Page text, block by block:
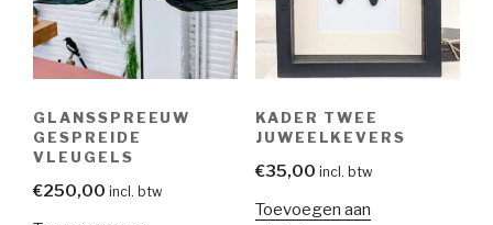
GLANSSPREEUW
GESPREIDE
VLEUGELS
€250,00 incl. btw
KADER TWEE
JUWEELKEVERS
€35,00 incl. btw
Toevoegen aan